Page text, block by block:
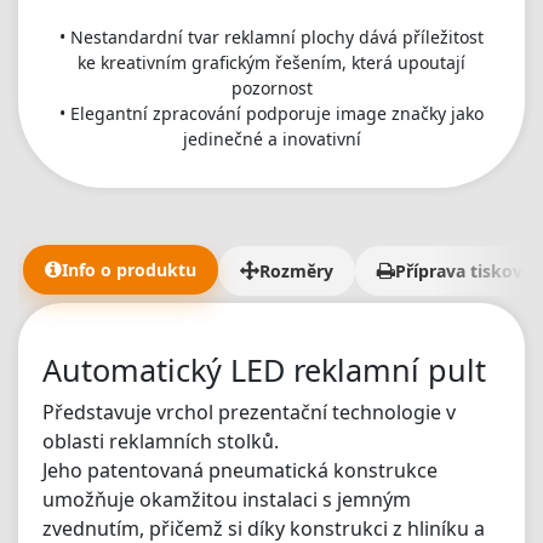
Info o produktu Rozměry Příprava
Automatický LED reklamní pult
Představuje vrchol prezentační technologie v
oblasti reklamních stolků.
Jeho patentovaná pneumatická konstrukce
umožňuje okamžitou instalaci s jemným
zvednutím, přičemž si díky konstrukci z hliníku a
• Nestandardní tvar reklamní plochy dává příležitost
ke kreativním grafickým řešením, která upoutají
pozornost
• Elegantní zpracování podporuje image značky jako
jedinečné a inovativní